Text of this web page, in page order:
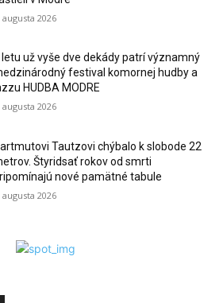
augusta 2026
letu už vyše dve dekády patrí významný
festival komornej hudby a
HUDBA MODRE
augusta 2026
Tautzovi chýbalo k slobode 22
Štyridsať rokov od smrti
nové pamätné tabule
augusta 2026